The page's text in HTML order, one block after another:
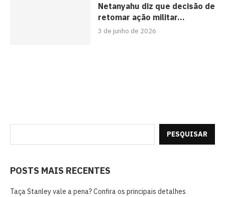
Netanyahu diz que decisão de
retomar ação militar...
3 de junho de 2026
PESQUISAR
POSTS MAIS RECENTES
Taça Stanley vale a pena? Confira os principais detalhes